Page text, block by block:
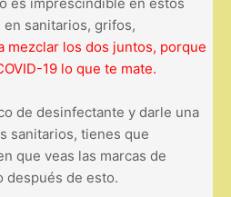
es imprescindible en estos
sanitarios, grifos,
mezclar los dos juntos, porque
19 lo que te mate.
de desinfectante y darle una
sanitarios, tienes que
que veas las marcas de
después de esto.